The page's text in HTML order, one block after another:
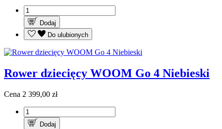
Dodaj
Do ulubionych
Rower dziecięcy WOOM Go 4 Niebieski
Cena 2 399,00 zł
Dodaj